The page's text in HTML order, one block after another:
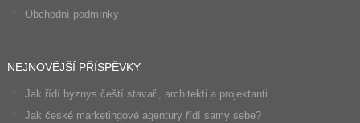
Obchodní podmínky
NEJNOVĚJŠÍ PŘÍSPĚVKY
Jak řídí byznys čeští stavaři, architekti a projektanti
Jak české marketingové agentury řídí samy sebe?